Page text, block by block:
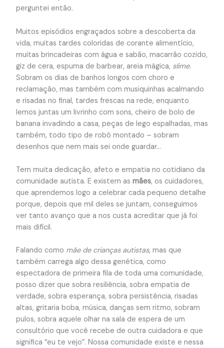
perguntei então.
Muitos episódios engraçados sobre a descoberta da
vida, muitas tardes coloridas de corante alimentício,
muitas brincadeiras com água e sabão, macarrão cozido,
giz de cera, espuma de barbear, areia mágica, slime.
Sobram os dias de banhos longos com choro e
reclamação, mas também com musiquinhas acalmando
e risadas no final, tardes frescas na rede, enquanto
lemos juntas um livrinho com sons, cheiro de bolo de
banana invadindo a casa, peças de lego espalhadas, mas
também, todo tipo de robô montado – sobram
desenhos que nem mais sei onde guardar…
Tem muita dedicação, afeto e empatia no cotidiano da
comunidade autista. E existem as mães, os cuidadores,
que aprendemos logo a celebrar cada pequeno detalhe
porque, depois que mil deles se juntam, conseguimos
ver tanto avanço que a nos custa acreditar que já foi
mais difícil.
Falando como mãe de crianças autistas, mas que
também carrega algo dessa genética, como
espectadora de primeira fila de toda uma comunidade,
posso dizer que sobra resiliência, sobra empatia de
verdade, sobra esperança, sobra persistência, risadas
altas, gritaria boba, música, danças sem ritmo, sobram
pulos, sobra aquele olhar na sala de espera de um
consultório que você recebe de outra cuidadora e que
significa “eu te vejo”. Nossa comunidade existe e nessa